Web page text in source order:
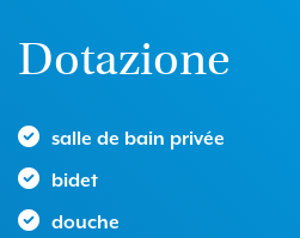
Dotazione
salle de bain privée
bidet
douche